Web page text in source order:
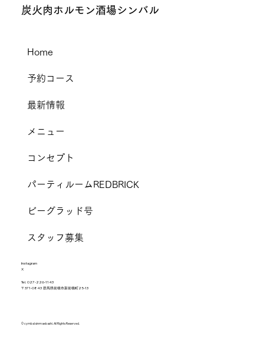
炭火肉ホルモン酒場シンバル
© cymbal sinmaebashi. All Rights Reserved.
Home
予約コース
最新情報
メニュー
コンセプト
パーティルームREDBRICK
ビーグラッド号
スタッフ募集
Instagram
X
Tel. 027-226-1143
〒371-0843 群馬県前橋市新前橋町25-13